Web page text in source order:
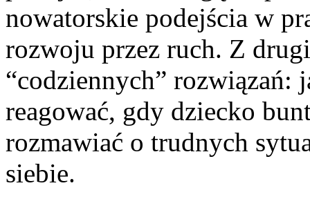
nowatorskie podejścia w
rozwoju przez ruch. Z
“codziennych” rozwiązań:
reagować, gdy dziecko
rozmawiać o trudnych
siebie.